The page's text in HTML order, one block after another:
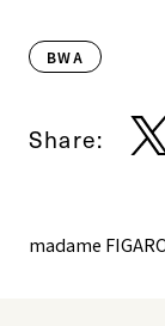
BWA
Share:
madame